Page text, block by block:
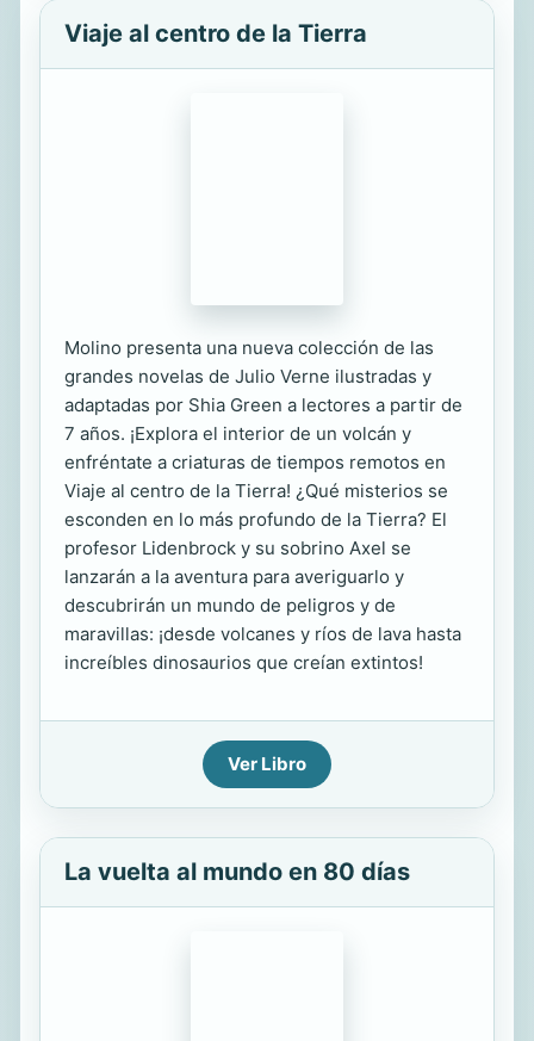
Viaje al centro de la Tierra
Molino presenta una nueva colección de las
grandes novelas de Julio Verne ilustradas y
adaptadas por Shia Green a lectores a partir de
7 años. ¡Explora el interior de un volcán y
enfréntate a criaturas de tiempos remotos en
Viaje al centro de la Tierra! ¿Qué misterios se
esconden en lo más profundo de la Tierra? El
profesor Lidenbrock y su sobrino Axel se
lanzarán a la aventura para averiguarlo y
descubrirán un mundo de peligros y de
maravillas: ¡desde volcanes y ríos de lava hasta
increíbles dinosaurios que creían extintos!
Ver Libro
La vuelta al mundo en 80 días